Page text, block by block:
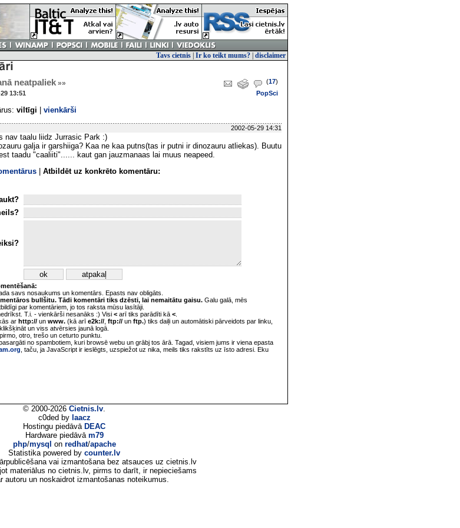
Tavs cietnis Ir ko teikt mums? disclaimer
neatpaliek »» (17)
13:51 PopSci
viltīgi vienkārši
2002-05-29 14:31
nav taalu liidz Jurrasic Park :)
galja ir garshiiga? Kaa ne kaa putns(tas ir putni ir dinozauru atliekas). Buutu
taadu "caaliiti"...... kaut gan jauzmanaas lai muus neapeed.
Atbildēt uz konkrēto komentāru:
savs nosaukums un komentārs. Epasts nav obligāts.
bullšitu. Tādi komentāri tiks dzēsti, lai nemaitātu gaisu. Galu galā, mēs
par komentāriem, jo tos raksta mūsu lasītāji.
T.i. - vienkārši nesanāks :) Visi < arī tiks parādīti kā <
ar http:// un www. (kā arī e2k:// ftp:// un ftp.) tiks daiļi un automātiski pārveidots par linku,
un viss atvērsies jaunā logā.
otro, trešo un ceturto punktu.
no spambotiem, kuri browsē webu un grābj tos ārā. Tagad, visiem jums ir viena epasta
, taču, ja JavaScript ir ieslēgts, uzspiežot uz nika, meils tiks rakstīts uz īsto adresi. Eku
© 2000-2026 Cietnis.lv.
c0ded by laacz
Hostingu piedāvā DEAC
Hardware piedāvā m79
php/mysql on redhat/apache
Statistika powered by counter.lv
vai izmantošana bez atsauces uz cietnis.lv
materiālus no cietnis.lv, pirms to darīt, ir nepieciešams
autoru un noskaidrot izmantošanas noteikumus.